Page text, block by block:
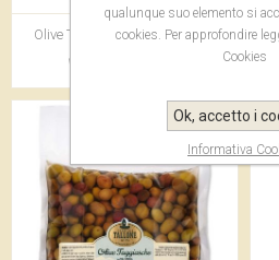
Olive Taggiasche in Salamoia
Vasetto da 1062 ml.
qualunque suo elemento si
cookies. Per approfondire
Cookies
Ok, accetto i
Informativa